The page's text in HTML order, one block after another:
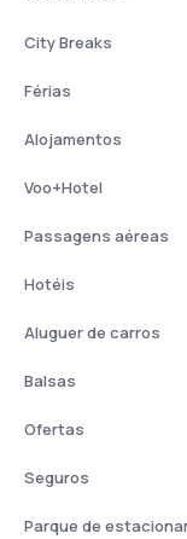
City Breaks
Férias
Alojamentos
Voo+Hotel
Passagens aéreas
Hotéis
Aluguer de carros
Balsas
Ofertas
Seguros
Parque de